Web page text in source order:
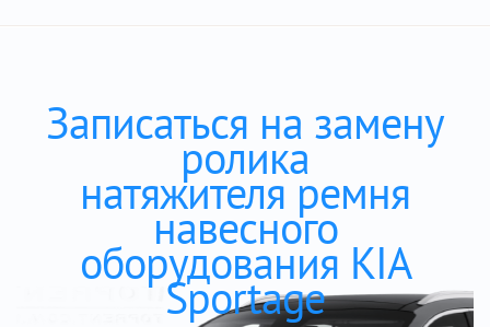
Записаться на замену
ролика
натяжителя ремня
навесного
оборудования KIA
Sportage